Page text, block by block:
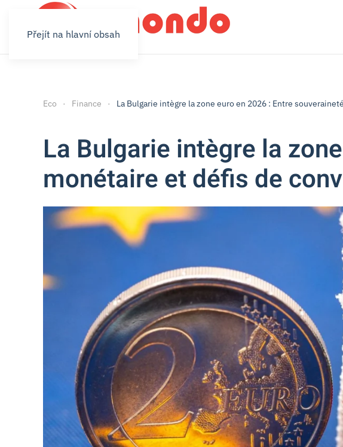
Přejít na hlavní obsah
Eco Finance La Bulgarie intègre la zone euro en 2026 : Entre
La Bulgarie intègre la
monétaire et défis de